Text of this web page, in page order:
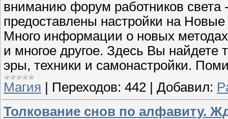
вниманию форум работников
предоставлены настройки на
Много информации о новых
и многое другое. Здесь Вы найдете
эры, техники и самонастройки.
Магия
Переходов: 442 Добавил:
Толкование снов по алфавиту.